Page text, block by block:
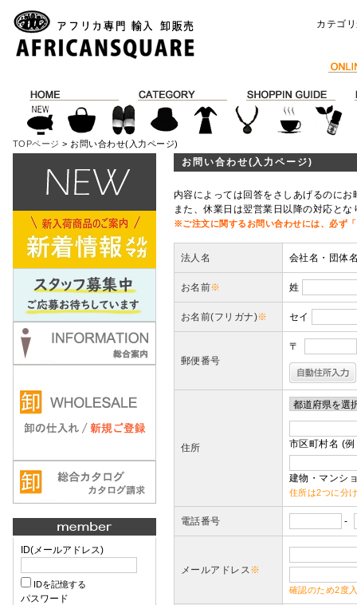
カテゴ
TOPページ > お問い合わせ(入力ページ)
ID(メールアドレス)
IDを記憶する
パスワード
お問い合わせ(入力ページ)
内容によっては回答をさしあげるのに
また、休業日は翌営業日以降の対応と
※ご注文に関するお問い合わせには、必ず
法人名 会社名・団体
お名前※ 姓
お名前(フリガナ)※ セイ
郵便番号
〒
住所 市区町村名 (
建物・マンシ
住所は2つに分
電話番号 -
メールアドレス※
確認のため2度